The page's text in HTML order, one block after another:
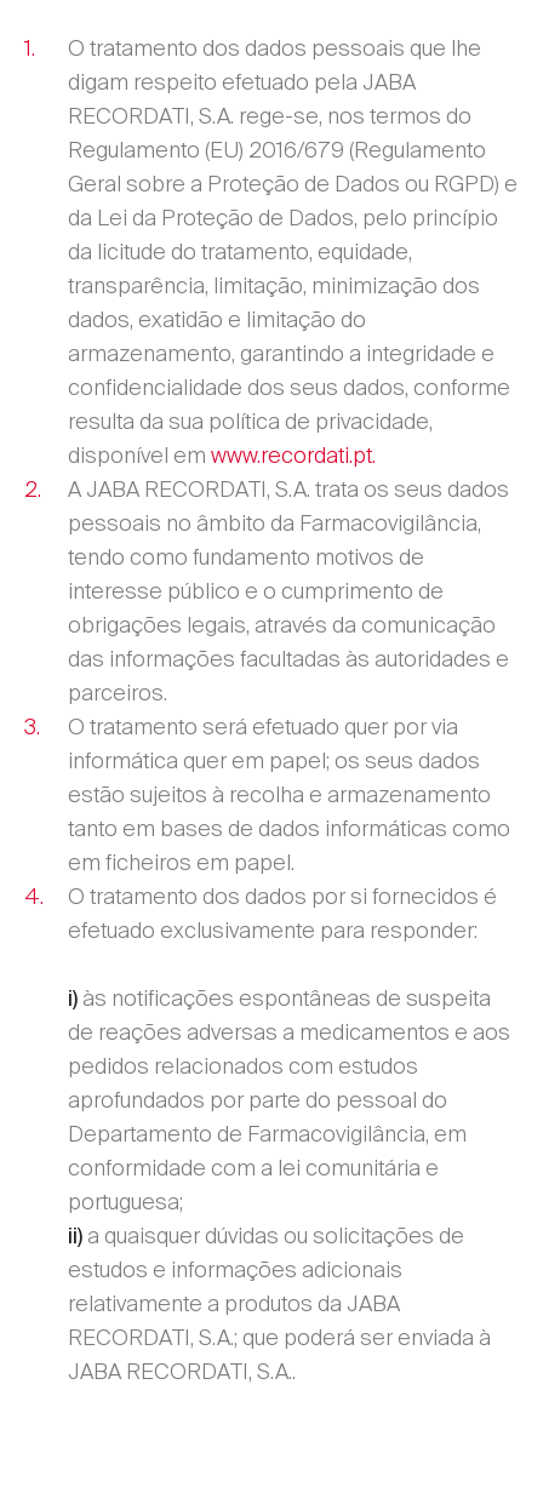
O tratamento dos dados pessoais que lhe
digam respeito efetuado pela JABA
RECORDATI, S.A. rege-se, nos termos do
Regulamento (EU) 2016/679 (Regulamento
Geral sobre a Proteção de Dados ou RGPD) e
da Lei da Proteção de Dados, pelo princípio
da licitude do tratamento, equidade,
transparência, limitação, minimização dos
dados, exatidão e limitação do
armazenamento, garantindo a integridade e
confidencialidade dos seus dados, conforme
resulta da sua política de privacidade,
disponível em www.recordati.pt.
A JABA RECORDATI, S.A. trata os seus dados
pessoais no âmbito da Farmacovigilância,
tendo como fundamento motivos de
interesse público e o cumprimento de
obrigações legais, através da comunicação
das informações facultadas às autoridades e
parceiros.
O tratamento será efetuado quer por via
informática quer em papel; os seus dados
estão sujeitos à recolha e armazenamento
tanto em bases de dados informáticas como
em ficheiros em papel.
O tratamento dos dados por si fornecidos é
efetuado exclusivamente para responder:
i) às notificações espontâneas de suspeita
de reações adversas a medicamentos e aos
pedidos relacionados com estudos
aprofundados por parte do pessoal do
Departamento de Farmacovigilância, em
conformidade com a lei comunitária e
portuguesa;
ii) a quaisquer dúvidas ou solicitações de
estudos e informações adicionais
relativamente a produtos da JABA
RECORDATI, S.A.; que poderá ser enviada à
JABA RECORDATI, S.A..